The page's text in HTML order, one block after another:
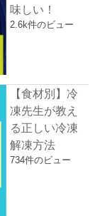
味しい！
2.6k件のビュー
【食材別】冷
凍先生が教え
る正しい冷凍
解凍方法
734件のビュー